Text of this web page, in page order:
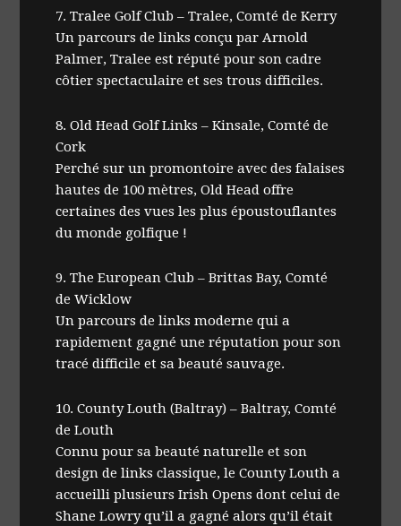
7. Tralee Golf Club – Tralee, Comté de Kerry
Un parcours de links conçu par Arnold
Palmer, Tralee est réputé pour son cadre
côtier spectaculaire et ses trous difficiles.
8. Old Head Golf Links – Kinsale, Comté de
Cork
Perché sur un promontoire avec des falaises
hautes de 100 mètres, Old Head offre
certaines des vues les plus époustouflantes
du monde golfique !
9. The European Club – Brittas Bay, Comté
de Wicklow
Un parcours de links moderne qui a
rapidement gagné une réputation pour son
tracé difficile et sa beauté sauvage.
10. County Louth (Baltray) – Baltray, Comté
de Louth
Connu pour sa beauté naturelle et son
design de links classique, le County Louth a
accueilli plusieurs Irish Opens dont celui de
Shane Lowry qu’il a gagné alors qu’il était